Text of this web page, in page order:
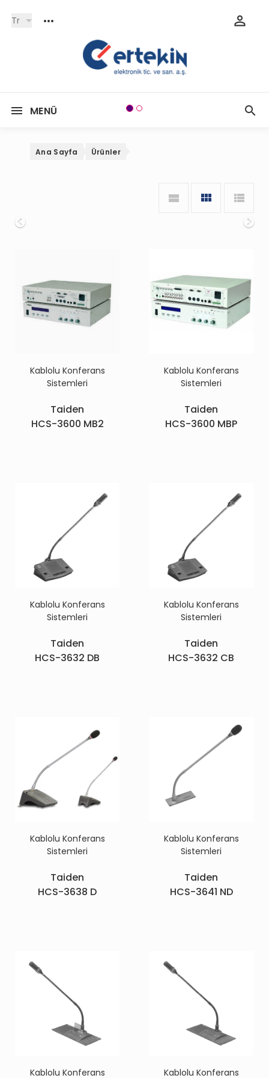
Tr
MENÜ
Onceki
Ana Sayfa Ürünler
Kablolu Konferans
Sistemleri
Taiden
HCS-3600 MB2
Kablolu Konferans
Sistemleri
Taiden
HCS-3600 MBP
Kablolu Konferans
Sistemleri
Taiden
HCS-3632 DB
Kablolu Konferans
Sistemleri
Taiden
HCS-3632 CB
Kablolu Konferans
Sistemleri
Taiden
HCS-3638 D
Kablolu Konferans
Sistemleri
Taiden
HCS-3641 ND
Kablolu Konferans Kablolu Konferans